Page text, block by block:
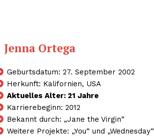
Jenna Ortega
Geburtsdatum: 27. September 2002
Herkunft: Kalifornien, USA
Aktuelles Alter: 21 Jahre
Karrierebeginn: 2012
Bekannt durch: „Jane the Virgin“
Weitere Projekte: „You“ und „Wednesday“